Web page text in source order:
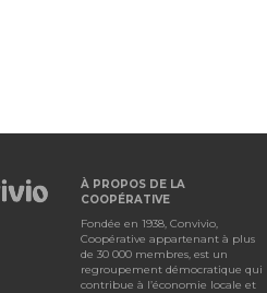
À PROPOS DE LA
COOPÉRATIVE
Fondée en 1938, Convivio,
Coopérative appartenant à plus
de 30 000 membres, est un
regroupement démocratique qui
contribue à l’économie locale et